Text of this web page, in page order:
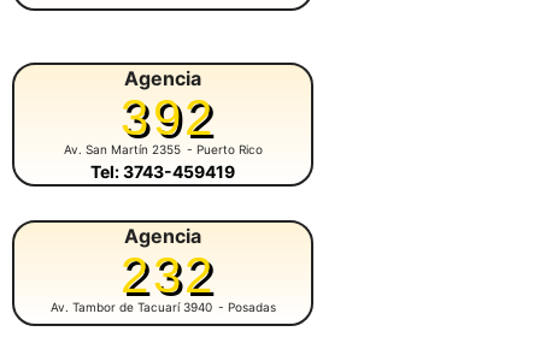
Agencia
392
Av. San Martín 2355 - Puerto Rico
Tel: 3743-459419
Agencia
232
Av. Tambor de Tacuarí 3940 - Posadas